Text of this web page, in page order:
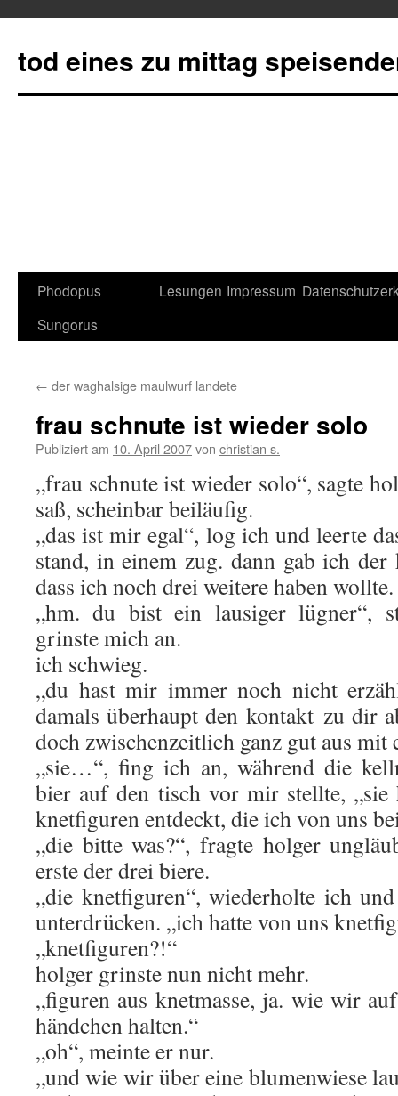
tod eines zu mittag
Springe
zum
Phodopus
Sungorus
Lesungen Impressum
← der waghalsige maulwurf landete
frau schnute ist wieder solo
Publiziert am 10. April 2007von christian s.
„frau schnute ist wieder solo“, sagte
saß, scheinbar beiläufig.
„das ist mir egal“, log ich und leerte
stand, in einem zug. dann gab ich
dass ich noch drei weitere haben wollte.
„hm. du bist ein lausiger lügner“,
grinste mich an.
ich schwieg.
„du hast mir immer noch nicht
damals überhaupt den kontakt zu dir
doch zwischenzeitlich ganz gut aus mit
„sie…“, fing ich an, während die
bier auf den tisch vor mir stellte, „sie
knetfiguren entdeckt, die ich von uns
„die bitte was?“, fragte holger
erste der drei biere.
„die knetfiguren“, wiederholte ich
unterdrücken. „ich hatte von uns
„knetfiguren?!“
holger grinste nun nicht mehr.
„figuren aus knetmasse, ja. wie wir
händchen halten.“
„oh“, meinte er nur.
„und wie wir über eine blumenwiese